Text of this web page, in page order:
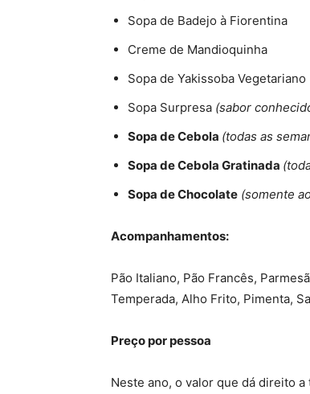
Sopa de Badejo à Fiorentina
Creme de Mandioquinha
Sopa de Yakissoba Vegetariano
Sopa Surpresa (sabor
Sopa de Cebola (todas as
Sopa de Cebola Gratinada
Sopa de Chocolate (somente
Acompanhamentos:
Pão Italiano, Pão Francês,
Temperada, Alho Frito, Pimenta,
Preço por pessoa
Neste ano, o valor que dá direito